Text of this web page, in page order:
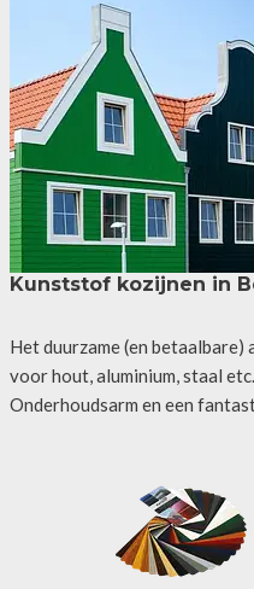
Kunststof kozijnen in
Het duurzame (en
voor hout, aluminium, staal etc.
Onderhoudsarm en een